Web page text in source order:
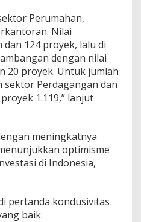
Perumahan,
Nilai
124 proyek, lalu di
dengan nilai
20 proyek. Untuk jumlah
Perdagangan dan
1.119,” lanjut
meningkatnya
optimisme
di Indonesia,
pertanda kondusivitas
baik.